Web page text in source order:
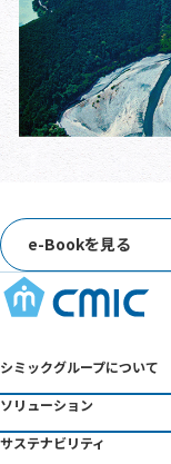
e-Bookを見る
シミックグループについて
ソリューション
サステナビリティ